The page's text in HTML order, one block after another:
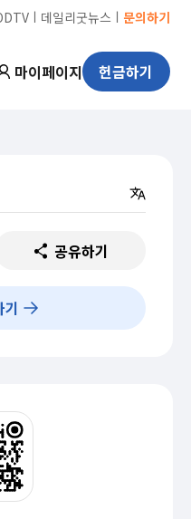
ㅣ 데일리굿뉴스 ㅣ 문의하기
마이페이지 헌금하기
공유하기
기